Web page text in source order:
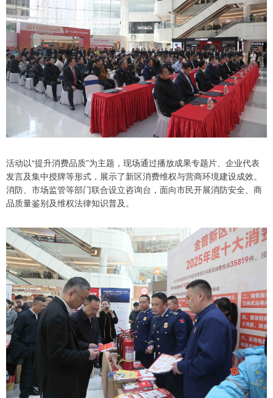
活动以“提升消费品质”为主题，现场通过播放成果专题片、企业代表
发言及集中授牌等形式，展示了新区消费维权与营商环境建设成效。
消防、市场监管等部门联合设立咨询台，面向市民开展消防安全、商
品质量鉴别及维权法律知识普及。